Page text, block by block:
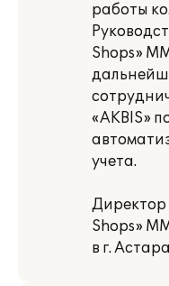
работы
Shops»
«AKBIS»
учета.
Директор
Shops»
в г. Астара